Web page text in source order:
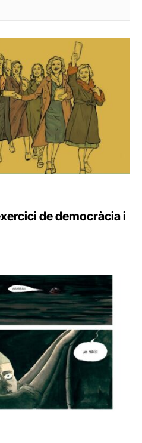
de democràcia i